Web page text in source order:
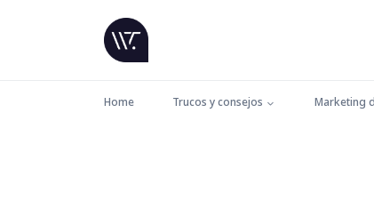
Home Trucos y consejos Marketing